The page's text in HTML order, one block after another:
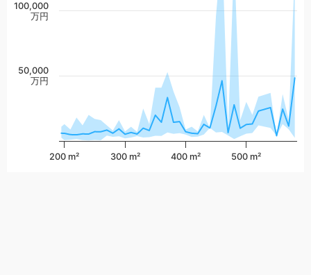
200 m² 300 m² 400 m² 500 m²
50,000
万円
100,000
万円